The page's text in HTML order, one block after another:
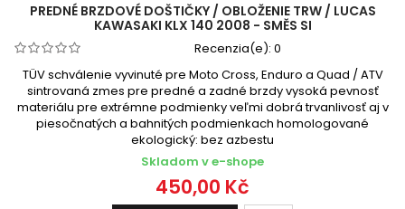
PREDNÉ BRZDOVÉ DOŠTIČKY / OBLOŽENIE TRW / LUCAS
KAWASAKI KLX 140 2008 - SMĚS SI
Recenzia(e): 0
TÜV schválenie vyvinuté pre Moto Cross, Enduro a Quad / ATV
sintrovaná zmes pre predné a zadné brzdy vysoká pevnosť
materiálu pre extrémne podmienky veľmi dobrá trvanlivosť aj v
piesočnatých a bahnitých podmienkach homologované
ekologický: bez azbestu
Skladom v e-shope
450,00 Kč